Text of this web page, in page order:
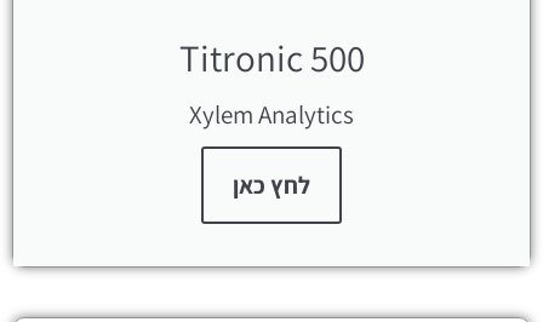
Titronic 500
Xylem Analytics
לחץ כאן